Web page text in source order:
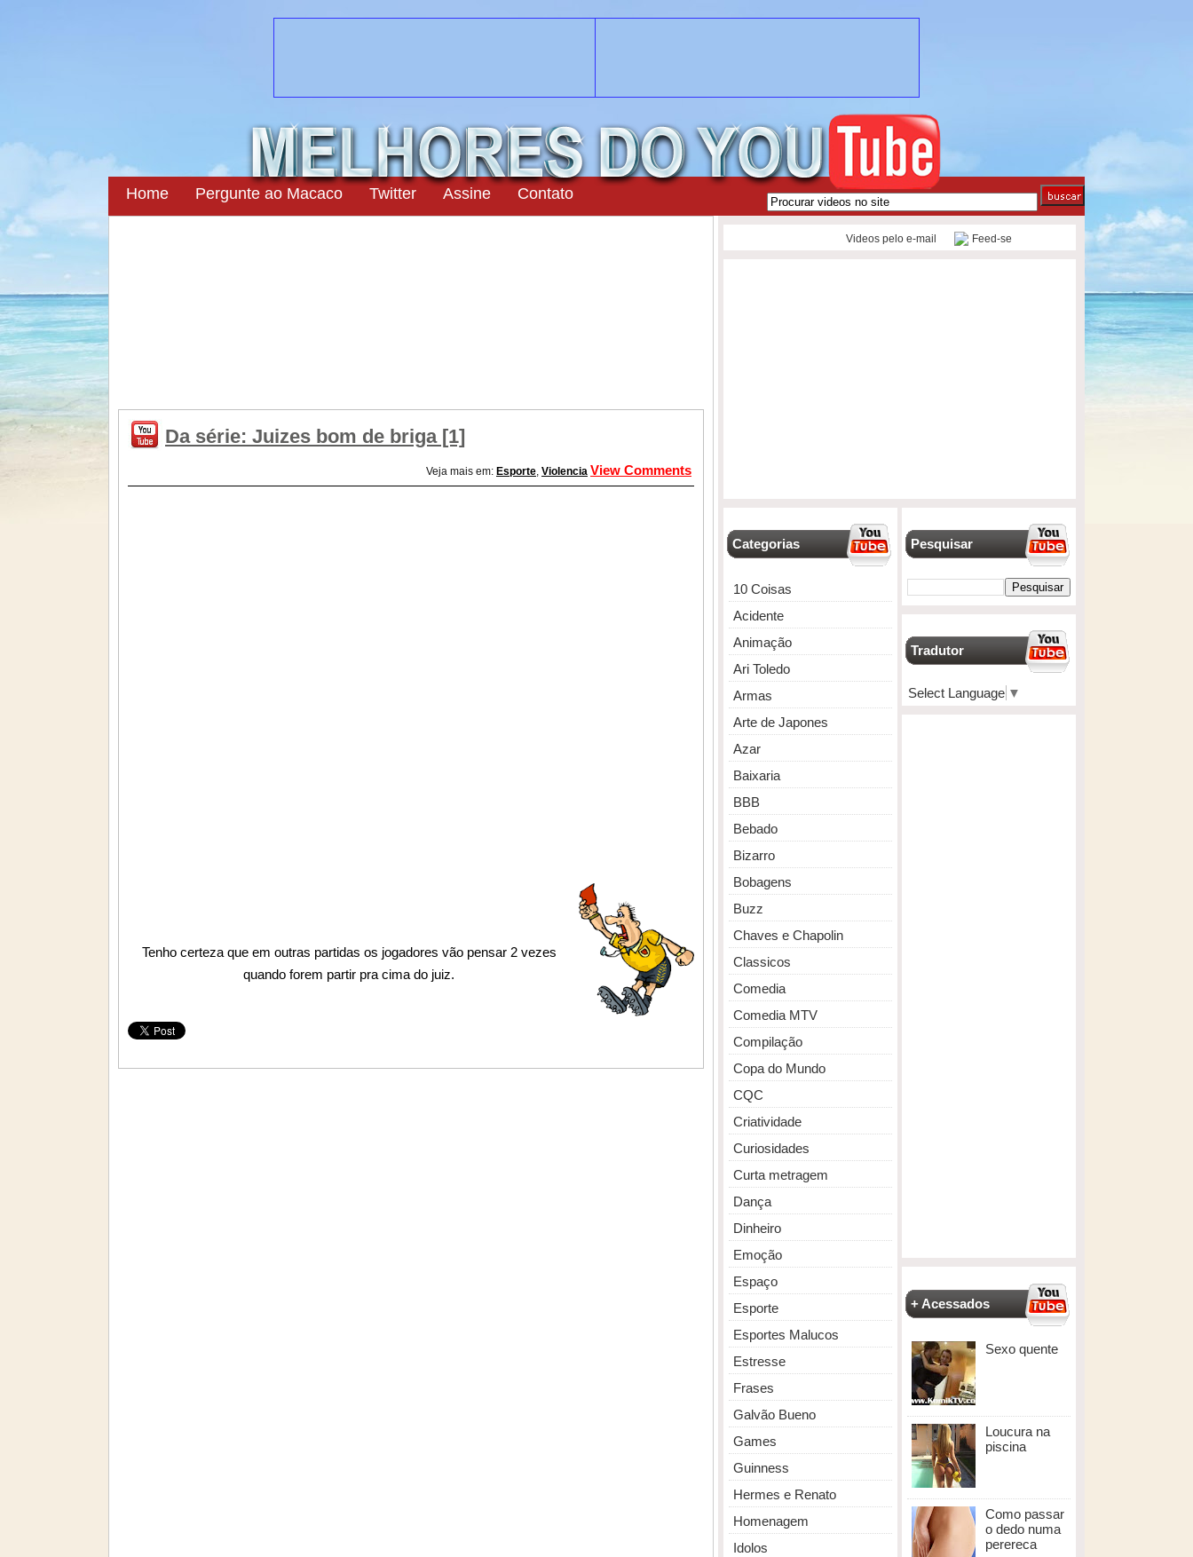
Home Pergunte ao Macaco Twitter Assine Contato
Da série: Juizes bom de briga [1]
Veja mais em: Esporte, Violencia View Comments
Tenho certeza que em outras partidas os jogadores vão pensar 2 vezes
quando forem partir pra cima do juiz.
Videos pelo e-mail Feed-se
Categorias
10 Coisas
Acidente
Animação
Ari Toledo
Armas
Arte de Japones
Azar
Baixaria
BBB
Bebado
Bizarro
Bobagens
Buzz
Chaves e Chapolin
Classicos
Comedia
Comedia MTV
Compilação
Copa do Mundo
CQC
Criatividade
Curiosidades
Curta metragem
Dança
Dinheiro
Emoção
Espaço
Esporte
Esportes Malucos
Estresse
Frases
Galvão Bueno
Games
Guinness
Hermes e Renato
Homenagem
Idolos
Pesquisar
Tradutor
Select Language ▼
+ Acessados
Sexo quente
Loucura na
piscina
Como passar
o dedo numa
perereca